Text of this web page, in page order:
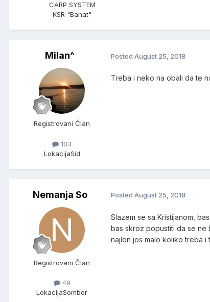
CARP SYSTEM
KSR "Banat"
Milan^
Registrovani Član
103
LokacijaSid
Posted August 25, 2018
Treba i neko na obali da te
Nemanja So
Registrovani Član
49
LokacijaSombor
Posted August 25, 2018
Slazem se sa Kristijanom,
bas skroz popustiti da se ne
najlon jos malo koliko treba i